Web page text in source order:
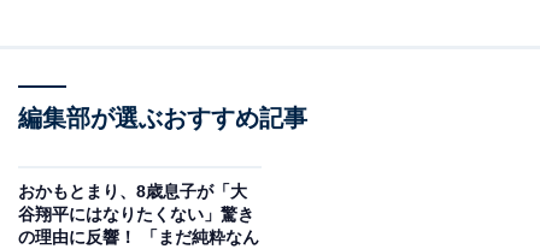
編集部が選ぶおすすめ記事
おかもとまり、8歳息子が「大
谷翔平にはなりたくない」驚き
の理由に反響！ 「まだ純粋なん